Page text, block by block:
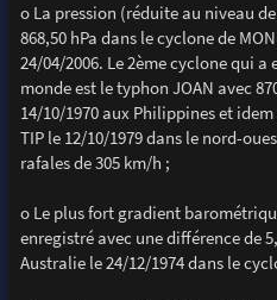
o La pression (réduite au niveau
868,50 hPa dans le cyclone de
24/04/2006. Le 2ème cyclone qui a
monde est le typhon JOAN avec
14/10/1970 aux Philippines et
TIP le 12/10/1979 dans le nord-
rafales de 305 km/h ;
o Le plus fort gradient
enregistré avec une différence de
Australie le 24/12/1974 dans le